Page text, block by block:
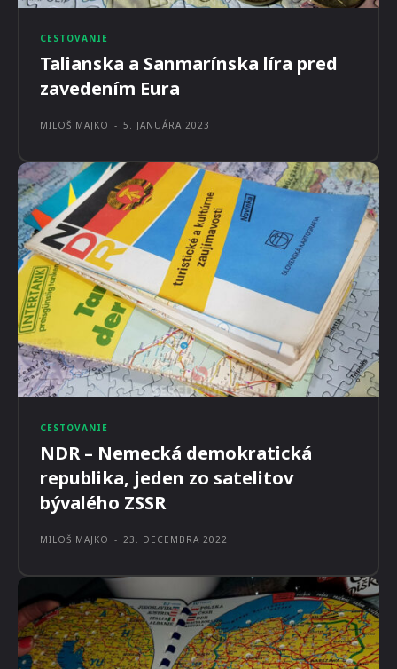
CESTOVANIE
Talianska a Sanmarínska líra pred
zavedením Eura
MILOŠ MAJKO - 5. JANUÁRA 2023
CESTOVANIE
NDR – Nemecká demokratická
republika, jeden zo satelitov
bývalého ZSSR
MILOŠ MAJKO - 23. DECEMBRA 2022